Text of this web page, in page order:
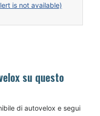
is not available)
su questo
di autovelox e segui